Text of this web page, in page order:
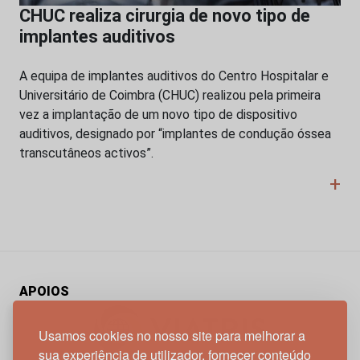
Usamos cookies no nosso site para melhorar a
sua experiência de utilizador, fornecer conteúdo
CHUC realiza cirurgia de novo tipo de
implantes auditivos
A equipa de implantes auditivos do Centro Hospitalar e
Universitário de Coimbra (CHUC) realizou pela primeira
vez a implantação de um novo tipo de dispositivo
auditivos, designado por “implantes de condução óssea
transcutâneos activos”.
+
APOIOS